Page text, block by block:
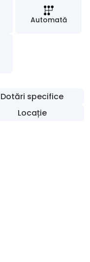
Automată
Dotări specifice
Locație